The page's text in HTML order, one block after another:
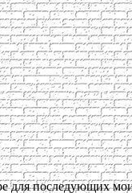
для последующих